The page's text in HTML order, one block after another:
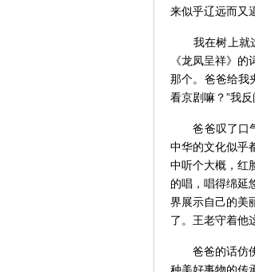
来似乎辽远而又
我在树上就这
《龙凤呈祥》
那个。爸爸给我
看京剧嘛？”我
爸爸叹了口气
中华的文化似乎
中听个大概，红
的唱，唱得绵延
界展示自己的美
了。王老守着他
爸爸的话仿佛